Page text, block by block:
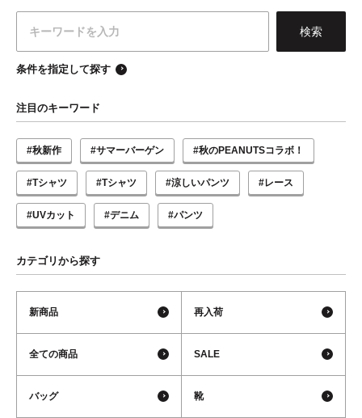
条件を指定して探す
注目のキーワード
#秋新作 #サマーバーゲン #秋のPEANUTSコラボ！
#Tシャツ #Tシャツ #涼しいパンツ #レース
#UVカット #デニム #パンツ
カテゴリから探す
新商品 再入荷
全ての商品 SALE
バッグ 靴